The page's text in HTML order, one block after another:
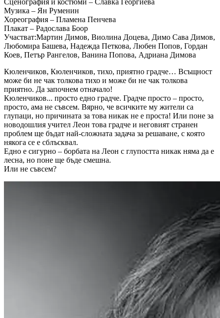
Сценография и костюми – Славка Георгиева
Музика – Ян Руменин
Хореография – Пламена Пенчева
Плакат – Радослава Боор
Участват:Мартин Димов, Виолина Доцева, Димо Сава Димов,
Любомира Башева, Надежда Петкова, Любен Попов, Гордан
Коев, Петър Рангелов, Ванина Попова, Адриана Димова
Кюленчиков, Кюленчиков, тихо, приятно градче… Всъщност
може би не чак толкова тихо и може би не чак толкова
приятно. Да започнем отначало!
Кюленчиков... просто едно градче. Градче просто – просто,
просто, ама не съвсем. Вярно, че всичките му жители са
глупаци, но причината за това никак не е проста! Или поне за
новодошлия учител Леон това градче и неговият странен
проблем ще бъдат най-сложната задача за решаване, с която
някога се е сблъсквал.
Едно е сигурно – борбата на Леон с глупостта никак няма да е
лесна, но поне ще бъде смешна.
Или не съвсем?